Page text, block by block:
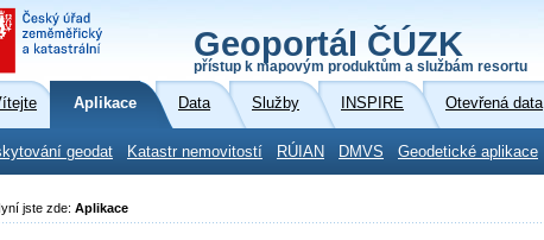
Geoportál ČÚZK
přístup k mapovým produktům a službám resortu
Aplikace Data Služby INSPIRE Otevřená data
geodat Katastr nemovitostí RÚIAN DMVS Geodetické aplikace
jste zde: Aplikace